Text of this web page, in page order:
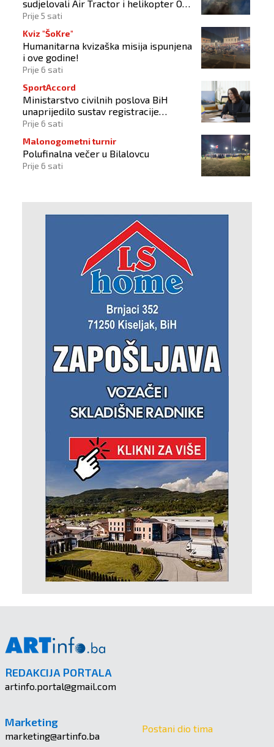
sudjelovali Air Tractor i helikopter OS-
a BiH
Prije 5 sati
Kviz "ŠoKre"
Humanitarna kvizaška misija ispunjena
i ove godine!
Prije 6 sati
SportAccord
Ministarstvo civilnih poslova BiH
unaprijedilo sustav registracije
sportskih organizacija
Prije 6 sati
Malonogometni turnir
Polufinalna večer u Bilalovcu
Prije 6 sati
REDAKCIJA PORTALA
artinfo.portal@gmail.com
Marketing
marketing@artinfo.ba
Postani dio tima